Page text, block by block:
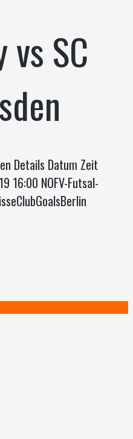
SC
Details Datum Zeit
16:00 NOFV-Futsal-